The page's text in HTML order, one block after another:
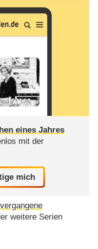
eines Jahres
mit der
mich
vergangene
weitere Serien